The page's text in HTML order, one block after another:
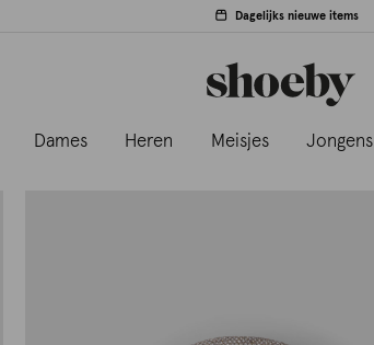
Dagelijks nieuwe items
Dames Heren Meisjes Jongens